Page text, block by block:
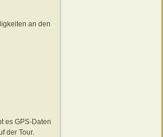
an den
es GPS-Daten
der Tour.